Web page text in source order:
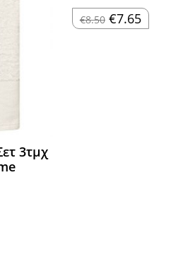
3τμχ
€8.50 Original
price
€7.65Η
τρέχουσα